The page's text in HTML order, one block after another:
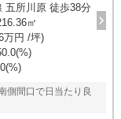
五所川原 徒歩38分
㎡
万円 /坪)
側間口で日当たり良